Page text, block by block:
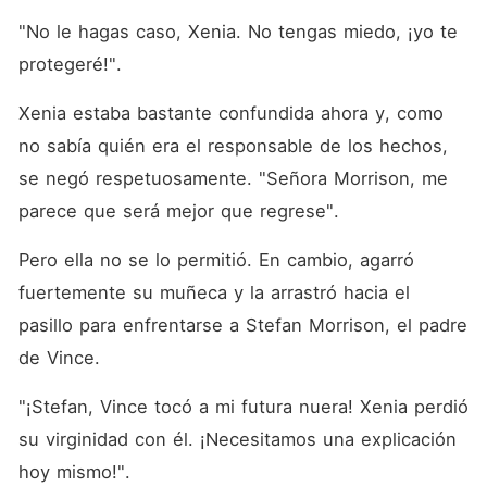
"No le hagas caso, Xenia. No tengas miedo, ¡yo te
protegeré!".
Xenia estaba bastante confundida ahora y, como
no sabía quién era el responsable de los hechos,
se negó respetuosamente. "Señora Morrison, me
parece que será mejor que regrese".
Pero ella no se lo permitió. En cambio, agarró
fuertemente su muñeca y la arrastró hacia el
pasillo para enfrentarse a Stefan Morrison, el padre
de Vince.
"¡Stefan, Vince tocó a mi futura nuera! Xenia perdió
su virginidad con él. ¡Necesitamos una explicación
hoy mismo!".